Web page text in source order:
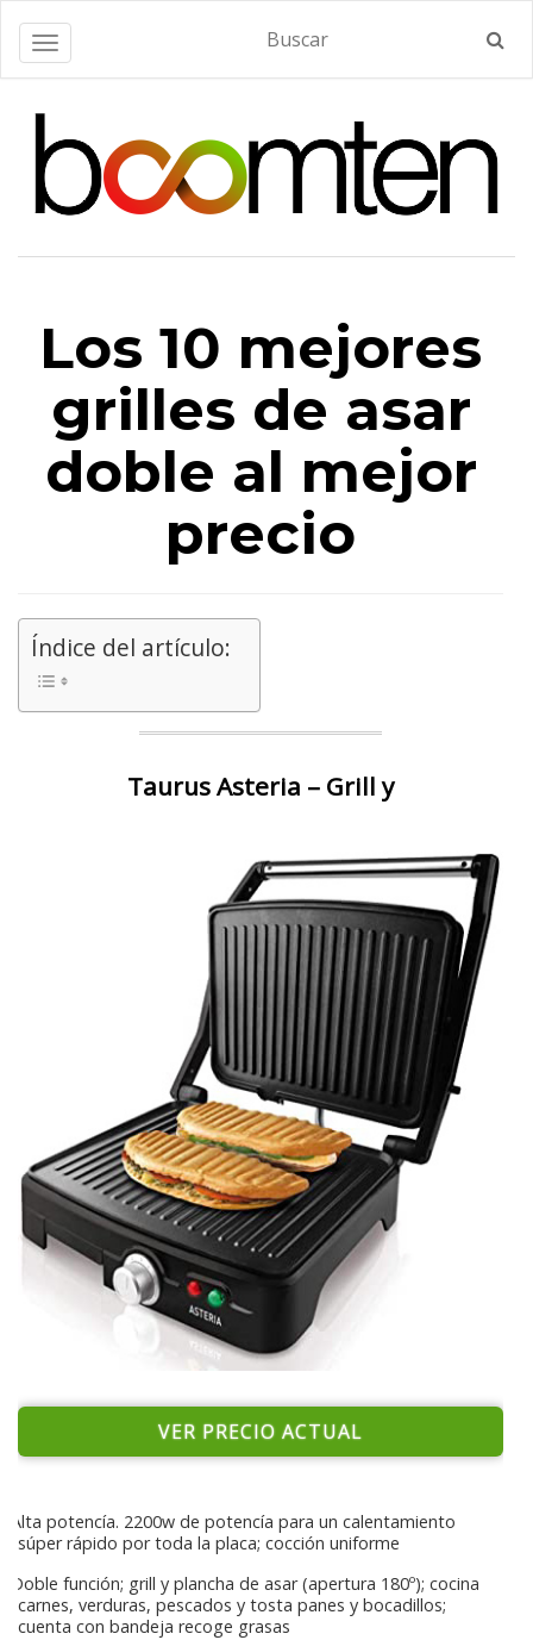
Alternar navegación
Los 10 mejores
grilles de asar
doble al mejor
precio
Índice del artículo:
Taurus Asteria – Grill y
VER PRECIO ACTUAL
Alta potencía. 2200w de potencía para un calentamiento
súper rápido por toda la placa; cocción uniforme
Doble función; grill y plancha de asar (apertura 180º); cocina
carnes, verduras, pescados y tosta panes y bocadillos;
cuenta con bandeja recoge grasas